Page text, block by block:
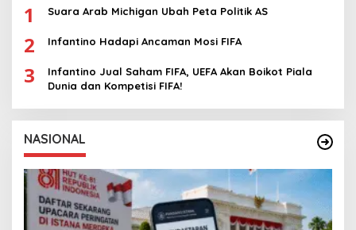
1 Suara Arab Michigan Ubah Peta Politik AS
2 Infantino Hadapi Ancaman Mosi FIFA
3
Infantino Jual Saham FIFA, UEFA Akan Boikot Piala
Dunia dan Kompetisi FIFA!
NASIONAL